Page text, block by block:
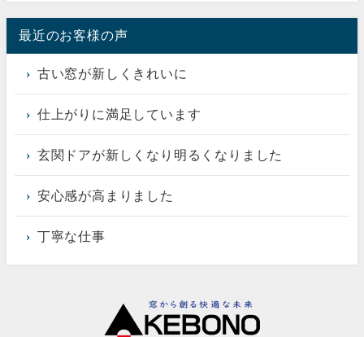
最近のお客様の声
古い窓が新しくきれいに
仕上がりに満足しています
玄関ドアが新しくなり明るくなりました
安心感が高まりました
丁寧な仕事